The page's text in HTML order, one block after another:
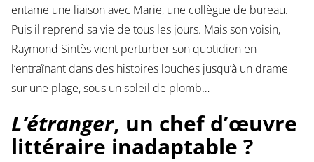
entame une liaison avec Marie, une collègue de bureau.
Puis il reprend sa vie de tous les jours. Mais son voisin,
Raymond Sintès vient perturber son quotidien en
l’entraînant dans des histoires louches jusqu’à un drame
sur une plage, sous un soleil de plomb…
L’étranger, un chef d’œuvre
littéraire inadaptable ?